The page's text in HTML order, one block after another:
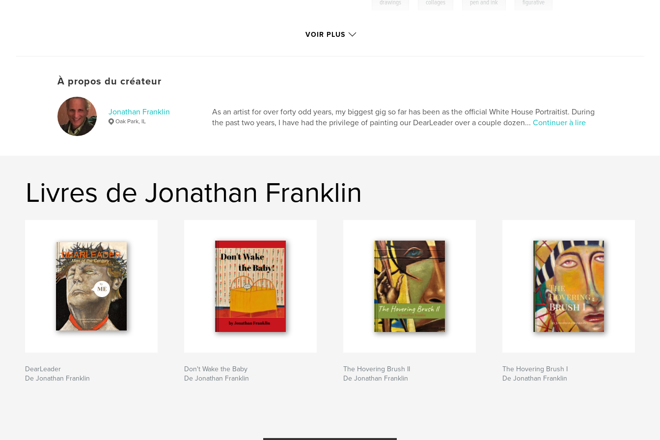
drawings collages pen and ink figurative
VOIR PLUS
À propos du créateur
Jonathan Franklin
Oak Park, IL
As an artist for over forty odd years, my biggest gig so far has been as the official White House Portraitist. During
the past two years, I have had the privilege of painting our DearLeader over a couple dozen... Continuer à lire
Livres de Jonathan Franklin
DearLeader
De Jonathan Franklin
Don't Wake the Baby
De Jonathan Franklin
The Hovering Brush II
De Jonathan Franklin
The Hovering Brush I
De Jonathan Franklin